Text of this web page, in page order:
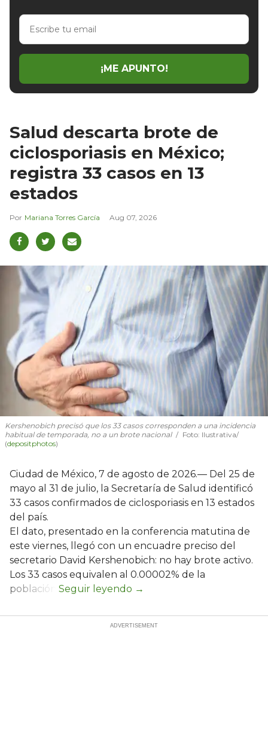
Escribe
email
¡ME APUNTO!
Salud descarta brote de
ciclosporiasis en México;
registra 33 casos en 13
estados
Mariana Torres García Aug 07, 2026
Kershenobich precisó que los 33 casos corresponden a una incidencia
habitual de temporada, no a un brote nacional
Foto: Ilustrativa/
(depositphotos)
Ciudad de México, 7 de agosto de 2026.— Del 25 de
mayo al 31 de julio, la Secretaría de Salud identificó
33 casos confirmados de ciclosporiasis en 13 estados
del país.
El dato, presentado en la conferencia matutina de
este viernes, llegó con un encuadre preciso del
secretario David Kershenobich: no hay brote activo.
Los 33 casos equivalen al 0.00002% de la
población.